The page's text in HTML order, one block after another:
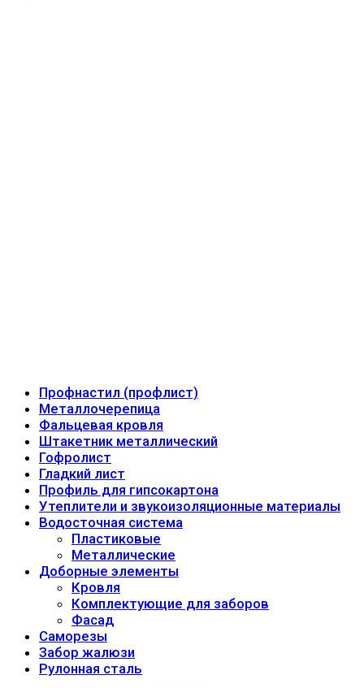
Профнастил (профлист)
Металлочерепица
Фальцевая кровля
Штакетник металлический
Гофролист
Гладкий лист
Профиль для гипсокартона
Утеплители и звукоизоляционные материалы
Водосточная система
Пластиковые
Металлические
Доборные элементы
Кровля
Комплектующие для заборов
Фасад
Саморезы
Забор жалюзи
Рулонная сталь